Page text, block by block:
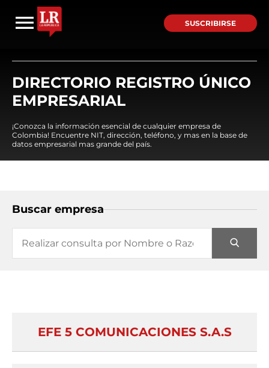
SUSCRIBIRSE
DIRECTORIO REGISTRO ÚNICO
EMPRESARIAL
¡Conozca la información esencial de cualquier empresa de
Colombia! Encuentre NIT, dirección, teléfono, y mas en la base de
datos empresarial mas grande del país.
Buscar empresa
EFE 5 COMUNICACIONES S.A.S